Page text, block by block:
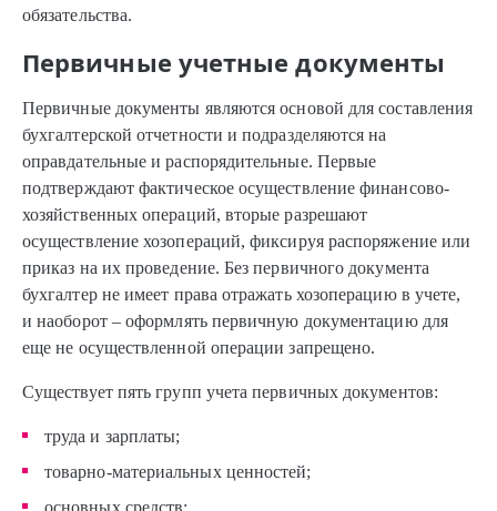
обязательства.
Первичные учетные документы
Первичные документы являются основой для составления
бухгалтерской отчетности и подразделяются на
оправдательные и распорядительные. Первые
подтверждают фактическое осуществление финансово-
хозяйственных операций, вторые разрешают
осуществление хозопераций, фиксируя распоряжение или
приказ на их проведение. Без первичного документа
бухгалтер не имеет права отражать хозоперацию в учете,
и наоборот – оформлять первичную документацию для
еще не осуществленной операции запрещено.
Существует пять групп учета первичных документов:
труда и зарплаты;
товарно-материальных ценностей;